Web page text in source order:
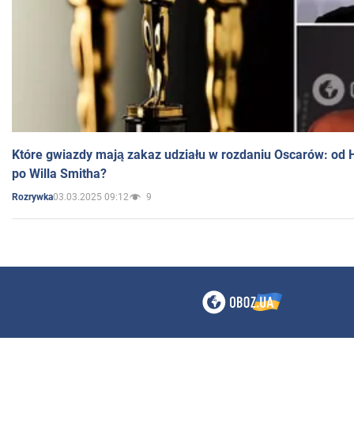
Które gwiazdy mają zakaz udziału w rozdaniu Oscarów: od
po Willa Smitha?
Rozrywka03.03.2025 09:12 9